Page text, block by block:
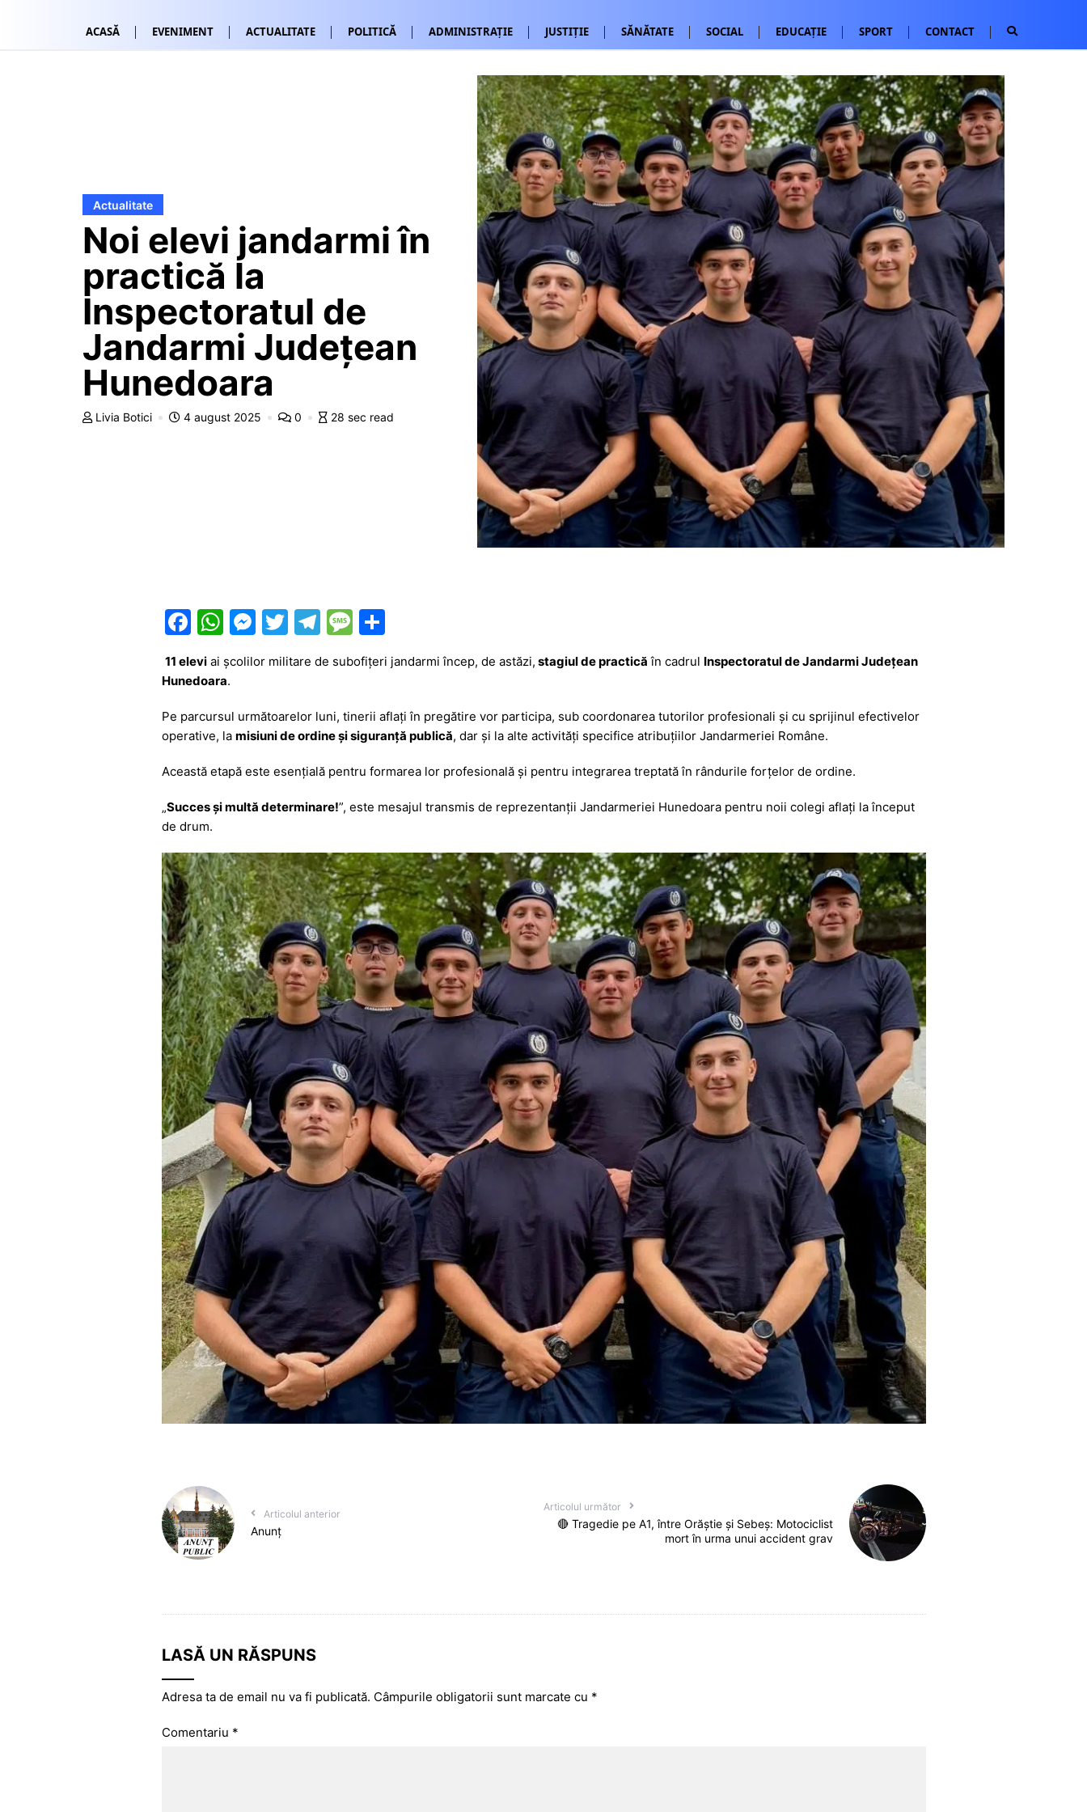
ACASĂ EVENIMENT ACTUALITATE POLITICĂ ADMINISTRAȚIE JUSTIȚIE SĂNĂTATE SOCIAL EDUCAȚIE SPORT CONTACT
Actualitate
Noi elevi jandarmi în
practică la
Inspectoratul de
Jandarmi Județean
Hunedoara
Livia Botici 4 august 2025 0 28 sec read
F
a
c
b
o
o
k
W
at
A
p
p
M
s
e
n
g
er
T
itt
T
e
a
m
M
e
s
a
g
e
P
ar
ta
a
z
ă
11 eleviai școlilor militare de subofițeri jandarmi încep, de astăzi, stagiul de practică în cadrul Inspectoratul de Jandarmi Județean
Hunedoara.
Pe parcursul următoarelor luni, tinerii aflați în pregătire vor participa, sub coordonarea tutorilor profesionali și cu sprijinul efectivelor
operative, la misiuni de ordine și siguranță publică, dar și la alte activități specifice atribuțiilor Jandarmeriei Române.
Această etapă este esențială pentru formarea lor profesională și pentru integrarea treptată în rândurile forțelor de ordine.
„Succes și multă determinare!”, este mesajul transmis de reprezentanții Jandarmeriei Hunedoara pentru noii colegi aflați la început
de drum.
Articolul anterior
Anunț
Articolul următor
🔴 Tragedie pe A1, între Orăștie și Sebeș: Motociclist
mort în urma unui accident grav
LASĂ UN RĂSPUNS
Adresa ta de email nu va fi publicată. Câmpurile obligatorii sunt marcate cu *
Comentariu *